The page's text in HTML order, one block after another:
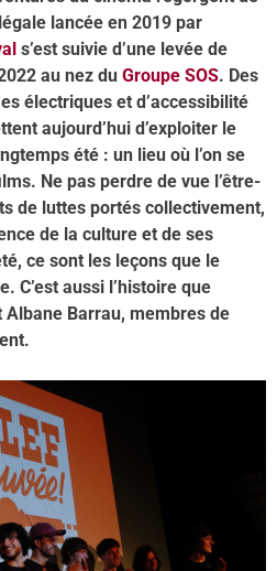
lancée en 2019 par
s’est suivie d’une levée de
au nez du Groupe SOS. Des
électriques et d’accessibilité
aujourd’hui d’exploiter le
été : un lieu où l’on se
Ne pas perdre de vue l’être-
de luttes portés collectivement,
de la culture et de ses
ce sont les leçons que le
C’est aussi l’histoire que
Barrau, membres de